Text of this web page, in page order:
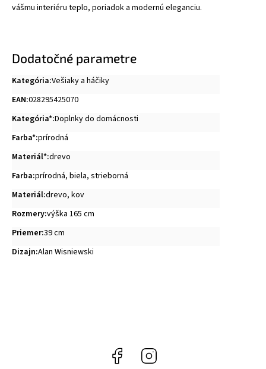
vášmu interiéru teplo, poriadok a modernú eleganciu.
Dodatočné parametre
Kategória:Vešiaky a háčiky
EAN:028295425070
Kategória*:Doplnky do domácnosti
Farba*:prírodná
Materiál*:drevo
Farba:prírodná, biela, strieborná
Materiál:drevo, kov
Rozmery:výška 165 cm
Priemer:39 cm
Dizajn:Alan Wisniewski
Facebook